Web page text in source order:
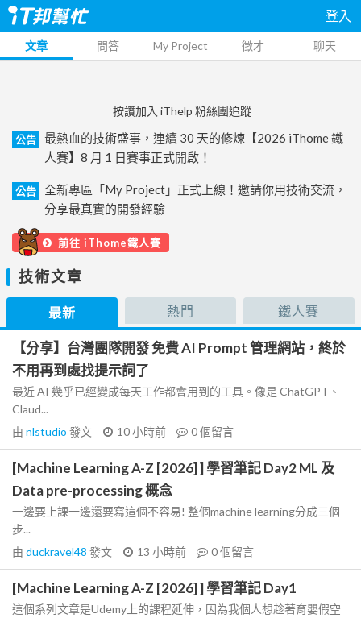
登入
文章 問答 My Project 徵才 聊天
按讚加入 iThelp 粉絲團追蹤
公告
最熱血的技術盛事，連續 30 天的修煉【2026 iThome 鐵
人賽】8 月 1 日賽事正式開啟！
公告
全新專區「My Project」正式上線！邀請你用技術交流，
分享最真實的開發經驗
前往 iThome鐵人賽
技術文章
最新 熱門 鐵人賽
【分享】台灣團隊開發 免費 AI Prompt 管理網站，終於
不用再到處找提示詞了
最近 AI 幾乎已經變成每天工作都會用到的工具。像是 ChatGPT、
Claud...
由 nlstudio 發文 10 小時前 0個留言
[Machine Learning A-Z [2026] ] 學習筆記 Day2 ML 及
Data pre-processing 概念
一邊要上課一邊還要寫這個不容易! 整個machine learning分成三個
步...
由 duckravel48 發文 13 小時前 0個留言
[Machine Learning A-Z [2026] ] 學習筆記 Day1
這個系列文章是Udemy上的課程延伸，因為我個人想趁著育嬰假空